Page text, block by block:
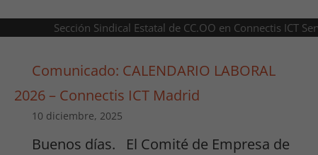
Sección Sindical Estatal de CC.OO en Connectis ICT
Comunicado: CALENDARIO LABORAL
2026 – Connectis ICT Madrid
10 diciembre, 2025
Buenos días. El Comité de Empresa de